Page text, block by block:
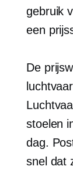
gebruik
een
De
stoelen
dag.
snel dat